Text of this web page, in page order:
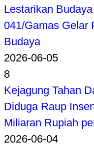
Lestarikan
041/Gamas Gelar
Budaya
2026-06-05
8
Kejagung Tahan
Diduga Raup
Miliaran Rupiah
2026-06-04